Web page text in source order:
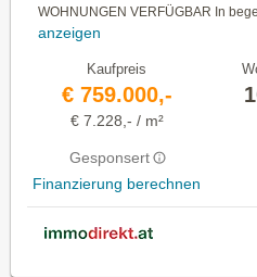
WOHNUNGEN VERFÜGBAR In
anzeigen
Kaufpreis
€ 759.000,-
€ 7.228,- / m²
Gesponsert
Finanzierung berechnen